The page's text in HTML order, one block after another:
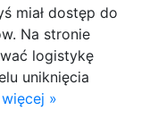
miał dostęp do
Na stronie
logistykę
uniknięcia
»